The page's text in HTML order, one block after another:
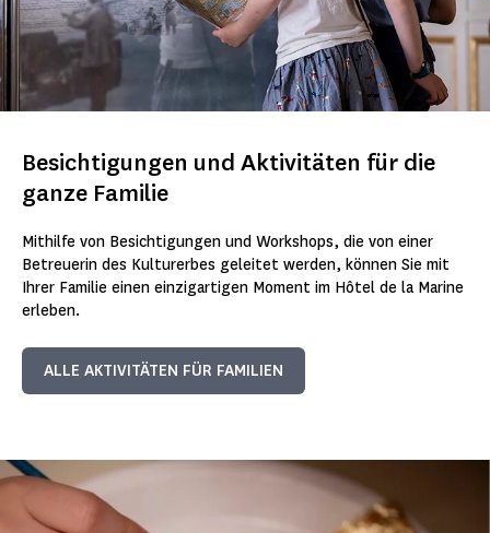
Besichtigungen und Aktivitäten für die
ganze Familie
Mithilfe von Besichtigungen und Workshops, die von einer
Betreuerin des Kulturerbes geleitet werden, können Sie mit
Ihrer Familie einen einzigartigen Moment im Hôtel de la Marine
erleben.
ALLE AKTIVITÄTEN FÜR FAMILIEN